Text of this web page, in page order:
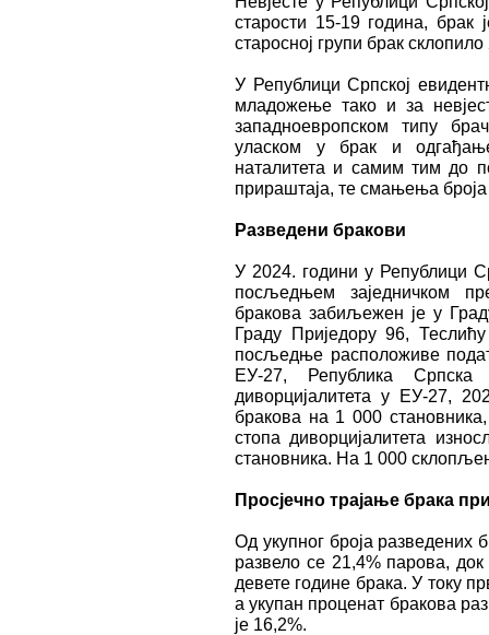
старости 15-19 година, брак
старосној групи брак
У Републици Српској
младожење тако и за
западноевропском типу
уласком у брак и
наталитета и самим тим до
прираштаја, те смањења броја
Разведени бракови
У 2024. години у Републици
посљедњем заједничком
бракова забиљежен је у
Граду Приједору 96,
посљедње расположиве
ЕУ-27, Република
диворцијалитета у ЕУ-27,
бракова на 1 000
стопа диворцијалитета
становника. На 1 000
Просјечно трајање брака
Од укупног броја разведених
развело се 21,4% парова,
девете године брака. У току
а укупан проценат бракова
је 16,2%.